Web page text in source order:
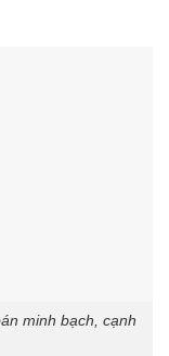
minh bạch, cạnh